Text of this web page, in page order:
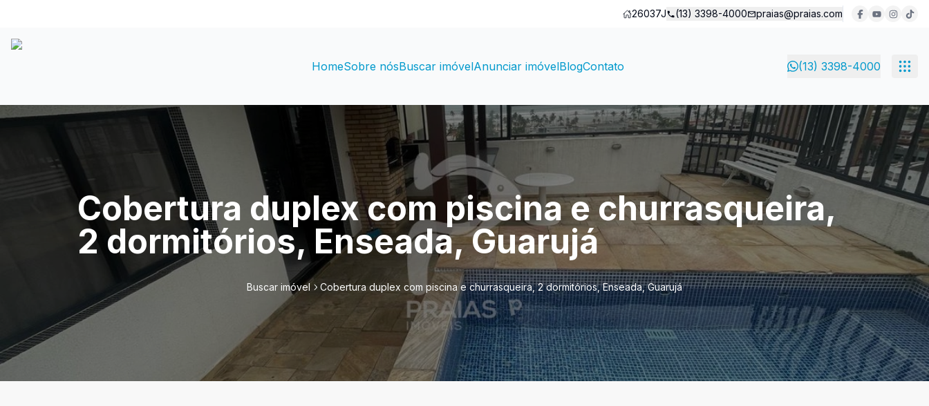
26037J (13) 3398-4000 praias@praias.com
HomeSobre nósBuscar imóvelAnunciar imóvelBlogContato (13) 3398-4000
Cobertura duplex com piscina e churrasqueira,
2 dormitórios, Enseada, Guarujá
Buscar imóvel Cobertura duplex com piscina e churrasqueira, 2 dormitórios, Enseada, Guarujá